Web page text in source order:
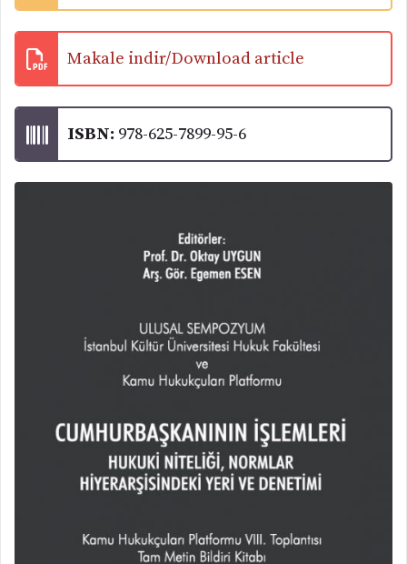
Makale indir/Download article
ISBN: 978-625-7899-95-6